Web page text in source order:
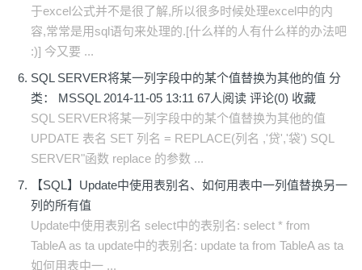
于excel公式并不是很了解,所以很多时候处理excel中的内
容,常常是用sql语句来处理的.[什么样的人有什么样的办法吧
:)] 今又要 ...
SQL SERVER将某一列字段中的某个值替换为其他的值 分
类： MSSQL 2014-11-05 13:11 67人阅读 评论(0) 收藏
SQL SERVER将某一列字段中的某个值替换为其他的值
UPDATE 表名 SET 列名 = REPLACE(列名 ,'贷','袋') SQL
SERVER"函数 replace 的参数 ...
【SQL】Update中使用表别名、如何用表中一列值替换另一
列的所有值
Update中使用表别名 select中的表别名: select * from
TableA as ta update中的表别名: update ta from TableA as ta
如何用表中一 ...